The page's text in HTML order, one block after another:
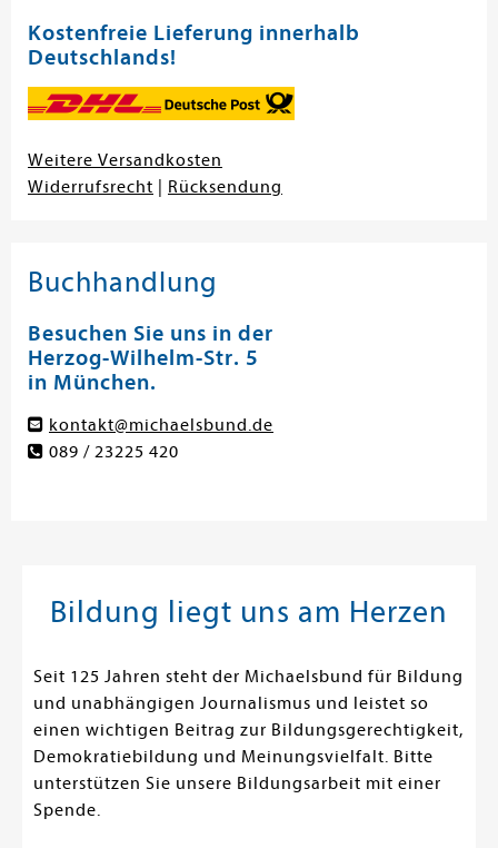
Kostenfreie Lieferung innerhalb
Deutschlands!
Weitere Versandkosten
Widerrufsrecht
Rücksendung
Buchhandlung
Besuchen Sie uns in der
Herzog-Wilhelm-Str. 5
in München.
kontakt@michaelsbund.de
089 / 23225 420
Bildung liegt uns am Herzen
Seit 125 Jahren steht der Michaelsbund für Bildung
und unabhängigen Journalismus und leistet so
einen wichtigen Beitrag zur Bildungsgerechtigkeit,
Demokratiebildung und Meinungsvielfalt. Bitte
unterstützen Sie unsere Bildungsarbeit mit einer
Spende.